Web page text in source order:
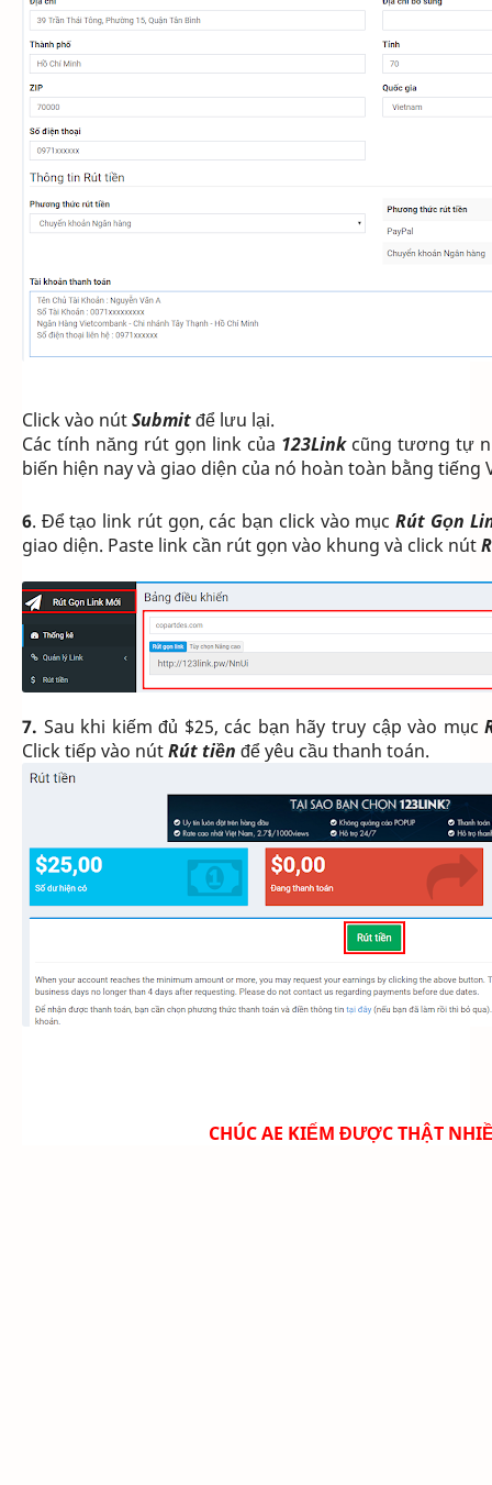
Click vào nútSubmitđể lưu lại.
Các tính năng rút gọn link của 123Linkcũng tương tự
biến hiện nay và giao diện của nó hoàn toàn bằng tiếng
6. Để tạo link rút gọn, các bạn click vào mụcRút Gọn
giao diện. Paste link cần rút gọn vào khung và click nút
7. Sau khi kiếm đủ $25, các bạn hãy truy cập vào mục
Click tiếp vào nútRút tiền để yêu cầu thanh toán.
CHÚC AE KIẾM ĐƯỢC THẬT